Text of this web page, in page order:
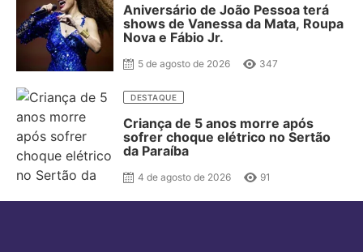
Aniversário de João Pessoa terá
shows de Vanessa da Mata, Roupa
Nova e Fábio Jr.
5 de agosto de 2026 347
DESTAQUE
Criança de 5 anos morre após
sofrer choque elétrico no Sertão
da Paraíba
4 de agosto de 2026 91